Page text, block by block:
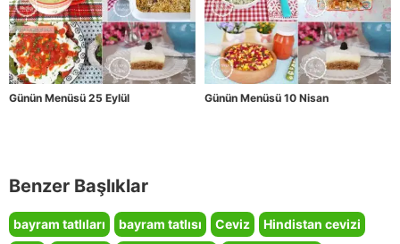
Günün Menüsü 25 Eylül Günün Menüsü 10 Nisan
Benzer Başlıklar
bayram tatlıları bayram tatlısı Ceviz
Hindistan cevizi